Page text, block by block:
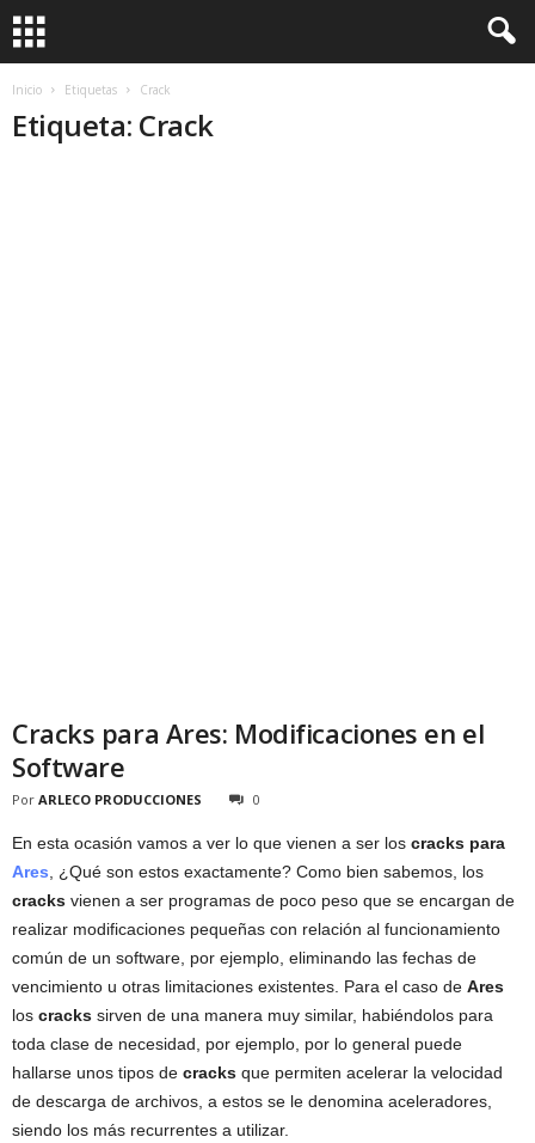
Inicio Etiquetas Crack
Etiqueta: Crack
Cracks para Ares: Modificaciones en el
Software
Por ARLECO PRODUCCIONES 0
En esta ocasión vamos a ver lo que vienen a ser los cracks para
Ares , ¿Qué son estos exactamente? Como bien sabemos, los
cracks vienen a ser programas de poco peso que se encargan de
realizar modificaciones pequeñas con relación al funcionamiento
común de un software, por ejemplo, eliminando las fechas de
vencimiento u otras limitaciones existentes. Para el caso de Ares
los cracks sirven de una manera muy similar, habiéndolos para
toda clase de necesidad, por ejemplo, por lo general puede
hallarse unos tipos de cracks que permiten acelerar la velocidad
de descarga de archivos, a estos se le denomina aceleradores,
siendo los más recurrentes a utilizar.